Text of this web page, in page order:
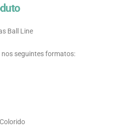
Ball Line
nos seguintes formatos: